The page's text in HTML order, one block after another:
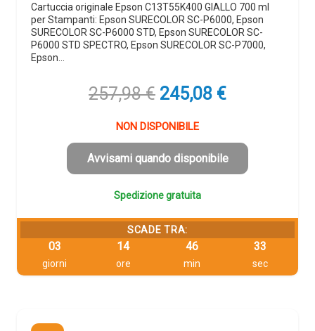
Cartuccia originale Epson C13T55K400 GIALLO 700 ml
per Stampanti: Epson SURECOLOR SC-P6000, Epson
SURECOLOR SC-P6000 STD, Epson SURECOLOR SC-
P6000 STD SPECTRO, Epson SURECOLOR SC-P7000,
Epson…
257,98€ Il
originale
era:
257,98 €.
245,08 €Il
è:
245,08 €.
NON DISPONIBILE
Avvisami quando disponibile
Spedizione gratuita
SCADE TRA:
03
giorni
14
ore
46
min
32
sec